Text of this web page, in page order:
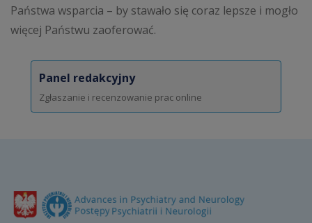
Państwa wsparcia – by stawało się coraz lepsze i mogło
więcej Państwu zaoferować.
Panel redakcyjny
Zgłaszanie i recenzowanie prac online